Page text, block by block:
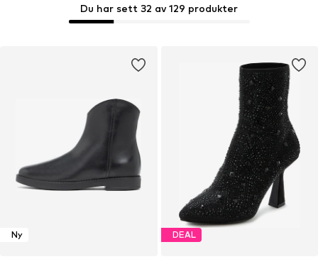
Ny
Du har sett 32 av 129 produkter
DEAL